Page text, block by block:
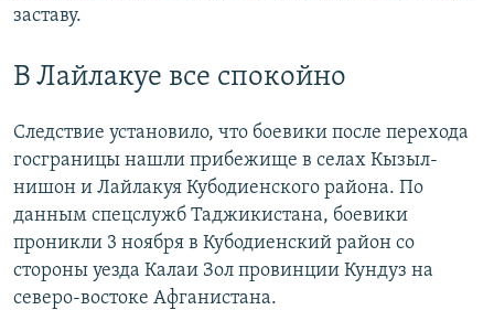
заставу.
В Лайлакуе все спокойно
Следствие установило, что боевики после перехода
госграницы нашли прибежище в селах Кызыл-
нишон и Лайлакуя Кубодиенского района. По
данным спецслужб Таджикистана, боевики
проникли 3 ноября в Кубодиенский район со
стороны уезда Калаи Зол провинции Кундуз на
северо-востоке Афганистана.